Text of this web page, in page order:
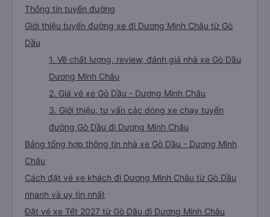
Thông tin tuyến đường
Giới thiệu tuyến đường xe đi Dương Minh Châu từ Gò
Dầu
1. Về chất lượng, review, đánh giá nhà xe Gò Dầu
Dương Minh Châu
2. Giá vé xe Gò Dầu - Dương Minh Châu
3. Giới thiệu, tư vấn các dòng xe chạy tuyến
đường Gò Dầu đi Dương Minh Châu
Bảng tổng hợp thông tin nhà xe Gò Dầu - Dương Minh
Châu
Cách đặt vé xe khách đi Dương Minh Châu từ Gò Dầu
nhanh và uy tín nhất
Đặt vé xe Tết 2027 từ Gò Dầu đi Dương Minh Châu